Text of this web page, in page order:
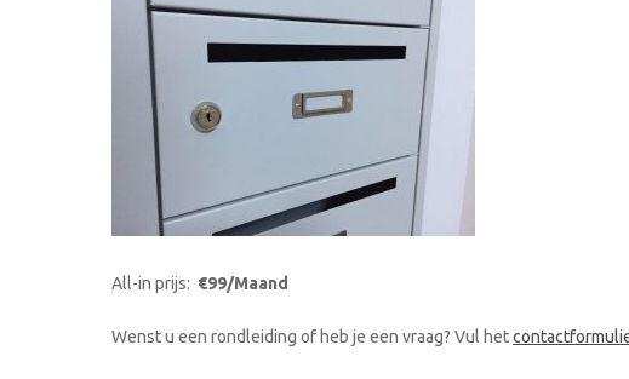
All-in prijs: €99/Maand
Wenst u een rondleiding of heb je een vraag? Vul het